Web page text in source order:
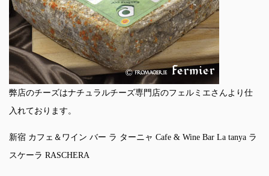
弊店のチーズはナチュラルチーズ専門店のフェルミエさんより仕
入れております。
新宿 カフェ＆ワイン バー ラ ターニャ Cafe & Wine Bar La tanya ラ
スケーラ RASCHERA